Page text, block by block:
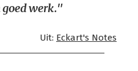
goed werk."
Uit: Eckart's Notes